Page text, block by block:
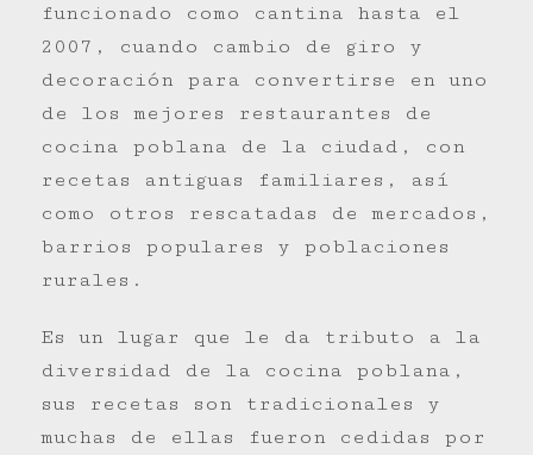
funcionado como cantina hasta el
2007, cuando cambio de giro y
decoración para convertirse en uno
de los mejores restaurantes de
cocina poblana de la ciudad, con
recetas antiguas familiares, así
como otros rescatadas de mercados,
barrios populares y poblaciones
rurales.
Es un lugar que le da tributo a la
diversidad de la cocina poblana,
sus recetas son tradicionales y
muchas de ellas fueron cedidas por